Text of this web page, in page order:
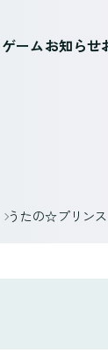
ゲームお知らせ
うたの☆プリンス